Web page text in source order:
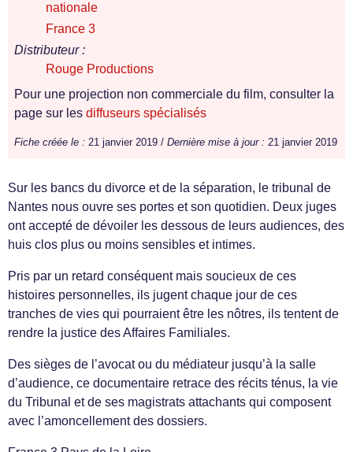
nationale
France 3
Distributeur :
Rouge Productions
Pour une projection non commerciale du film, consulter la
page sur les diffuseurs spécialisés
Fiche créée le : 21 janvier 2019 / Dernière mise à jour : 21 janvier 2019
Sur les bancs du divorce et de la séparation, le tribunal de
Nantes nous ouvre ses portes et son quotidien. Deux juges
ont accepté de dévoiler les dessous de leurs audiences, des
huis clos plus ou moins sensibles et intimes.
Pris par un retard conséquent mais soucieux de ces
histoires personnelles, ils jugent chaque jour de ces
tranches de vies qui pourraient être les nôtres, ils tentent de
rendre la justice des Affaires Familiales.
Des sièges de l’avocat ou du médiateur jusqu’à la salle
d’audience, ce documentaire retrace des récits ténus, la vie
du Tribunal et de ses magistrats attachants qui composent
avec l’amoncellement des dossiers.